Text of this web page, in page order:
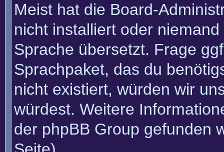
Meist hat die Board-
nicht installiert oder
Sprache übersetzt. Frage
Sprachpaket, das du
nicht existiert, würden wir
würdest. Weitere
der phpBB Group gefunden